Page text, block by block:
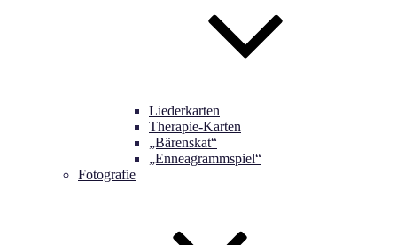
Liederkarten
Therapie-Karten
„Bärenskat“
„Enneagrammspiel“
Fotografie